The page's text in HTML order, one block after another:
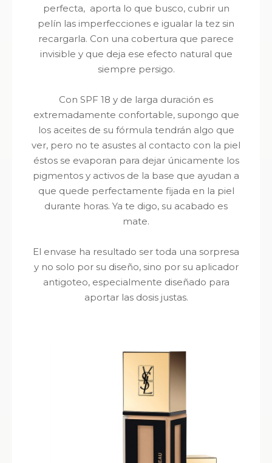
perfecta, aporta lo que busco, cubrir un
pelín las imperfecciones e igualar la tez sin
recargarla. Con una cobertura que parece
invisible y que deja ese efecto natural que
siempre persigo.
Con SPF 18 y de larga duración es
extremadamente confortable, supongo que
los aceites de su fórmula tendrán algo que
ver, pero no te asustes al contacto con la piel
éstos se evaporan para dejar únicamente los
pigmentos y activos de la base que ayudan a
que quede perfectamente fijada en la piel
durante horas. Ya te digo, su acabado es
mate.
El envase ha resultado ser toda una sorpresa
y no solo por su diseño, sino por su aplicador
antigoteo, especialmente diseñado para
aportar las dosis justas.